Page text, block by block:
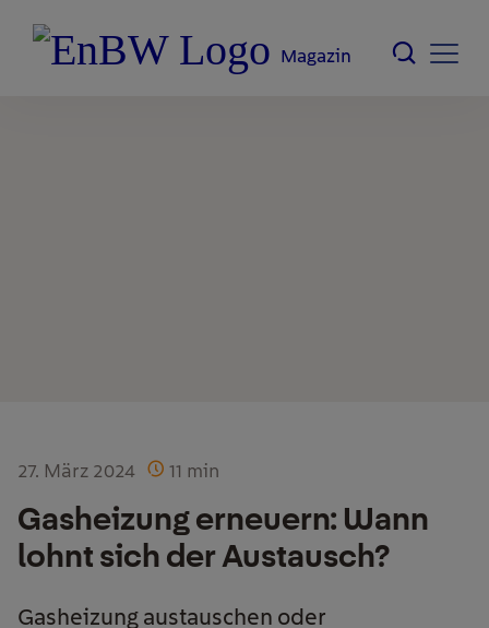
Magazin
27. März 2024 11 min
Gasheizung erneuern: Wann
lohnt sich der Austausch?
Gasheizung austauschen oder